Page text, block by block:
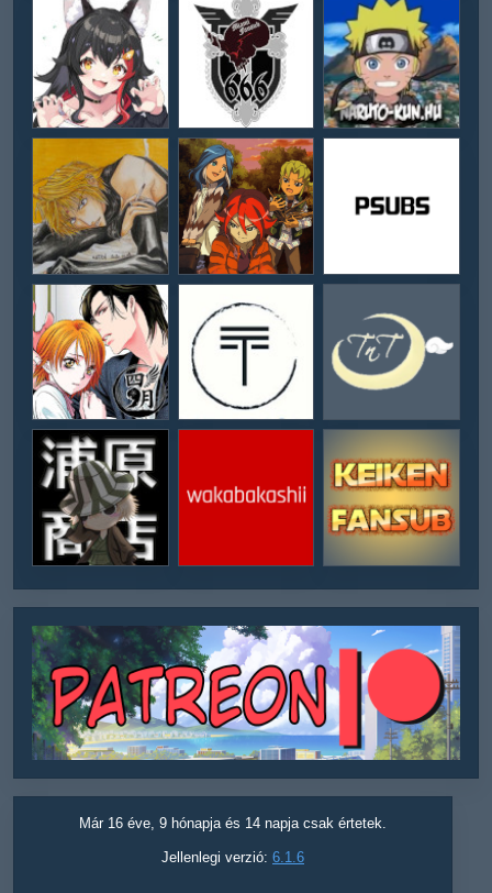
Már 16 éve, 9 hónapja és 14 napja csak értetek.
Jellenlegi verzió: 6.1.6